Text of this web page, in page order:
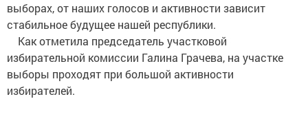
выборах, от наших голосов и активности зависит
стабильное будущее нашей республики.
Как отметила председатель участковой
избирательной комиссии Галина Грачева, на участке
выборы проходят при большой активности
избирателей.